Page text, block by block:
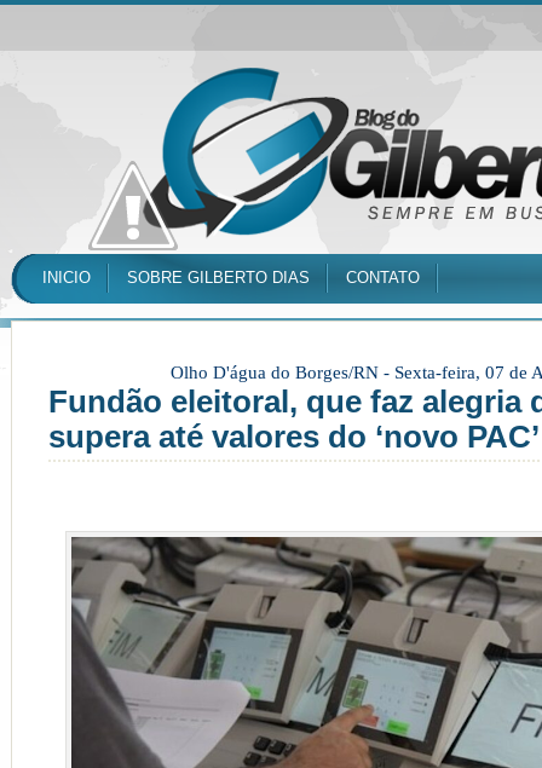
INICIO SOBRE GILBERTO DIAS CONTATO
Olho D'água do Borges/RN - Sexta-feira, 07 de
Fundão eleitoral, que faz alegria
supera até valores do ‘novo PAC’